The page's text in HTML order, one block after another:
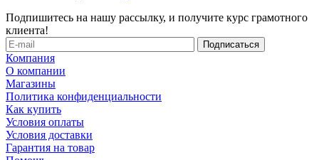
Подпишитесь на нашу рассылку, и получите курс грамотного
клиента!
Компания
О компании
Магазины
Политика конфиденциальности
Как купить
Условия оплаты
Условия доставки
Гарантия на товар